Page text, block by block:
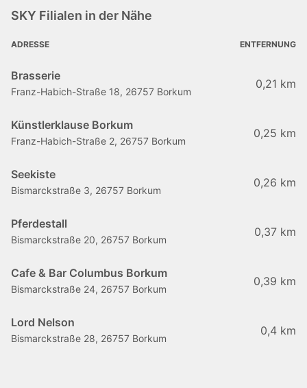
SKY Filialen in der Nähe
ADRESSE ENTFERNUNG
Brasserie
Franz-Habich-Straße 18, 26757 Borkum
0,21 km
Künstlerklause Borkum
Franz-Habich-Straße 2, 26757 Borkum
0,25 km
Seekiste
Bismarckstraße 3, 26757 Borkum
0,26 km
Pferdestall
Bismarckstraße 20, 26757 Borkum
0,37 km
Cafe & Bar Columbus Borkum
Bismarckstraße 24, 26757 Borkum
0,39 km
Lord Nelson
Bismarckstraße 28, 26757 Borkum
0,4 km